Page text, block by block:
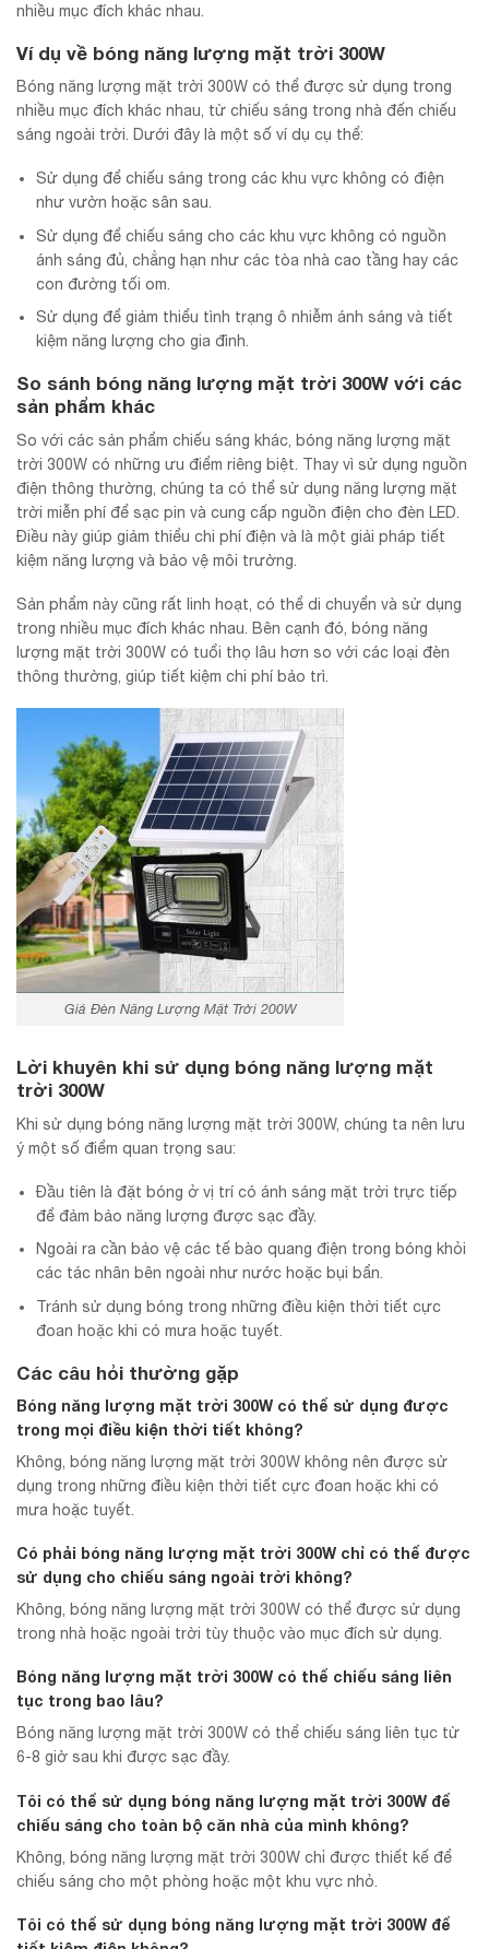
nhiều mục đích khác nhau.
Ví dụ về bóng năng lượng mặt trời 300W
Bóng năng lượng mặt trời 300W có thể được sử dụng trong
nhiều mục đích khác nhau, từ chiếu sáng trong nhà đến chiếu
sáng ngoài trời. Dưới đây là một số ví dụ cụ thể:
Sử dụng để chiếu sáng trong các khu vực không có điện
như vườn hoặc sân sau.
Sử dụng để chiếu sáng cho các khu vực không có nguồn
ánh sáng đủ, chẳng hạn như các tòa nhà cao tầng hay các
con đường tối om.
Sử dụng để giảm thiểu tình trạng ô nhiễm ánh sáng và tiết
kiệm năng lượng cho gia đình.
So sánh bóng năng lượng mặt trời 300W với các
sản phẩm khác
So với các sản phẩm chiếu sáng khác, bóng năng lượng mặt
trời 300W có những ưu điểm riêng biệt. Thay vì sử dụng nguồn
điện thông thường, chúng ta có thể sử dụng năng lượng mặt
trời miễn phí để sạc pin và cung cấp nguồn điện cho đèn LED.
Điều này giúp giảm thiểu chi phí điện và là một giải pháp tiết
kiệm năng lượng và bảo vệ môi trường.
Sản phẩm này cũng rất linh hoạt, có thể di chuyển và sử dụng
trong nhiều mục đích khác nhau. Bên cạnh đó, bóng năng
lượng mặt trời 300W có tuổi thọ lâu hơn so với các loại đèn
thông thường, giúp tiết kiệm chi phí bảo trì.
Giá Đèn Năng Lượng Mặt Trời 200W
Lời khuyên khi sử dụng bóng năng lượng mặt
trời 300W
Khi sử dụng bóng năng lượng mặt trời 300W, chúng ta nên lưu
ý một số điểm quan trọng sau:
Đầu tiên là đặt bóng ở vị trí có ánh sáng mặt trời trực tiếp
để đảm bảo năng lượng được sạc đầy.
Ngoài ra cần bảo vệ các tế bào quang điện trong bóng khỏi
các tác nhân bên ngoài như nước hoặc bụi bẩn.
Tránh sử dụng bóng trong những điều kiện thời tiết cực
đoan hoặc khi có mưa hoặc tuyết.
Các câu hỏi thường gặp
Bóng năng lượng mặt trời 300W có thể sử dụng được
trong mọi điều kiện thời tiết không?
Không, bóng năng lượng mặt trời 300W không nên được sử
dụng trong những điều kiện thời tiết cực đoan hoặc khi có
mưa hoặc tuyết.
Có phải bóng năng lượng mặt trời 300W chỉ có thể được
sử dụng cho chiếu sáng ngoài trời không?
Không, bóng năng lượng mặt trời 300W có thể được sử dụng
trong nhà hoặc ngoài trời tùy thuộc vào mục đích sử dụng.
Bóng năng lượng mặt trời 300W có thể chiếu sáng liên
tục trong bao lâu?
Bóng năng lượng mặt trời 300W có thể chiếu sáng liên tục từ
6-8 giờ sau khi được sạc đầy.
Tôi có thể sử dụng bóng năng lượng mặt trời 300W để
chiếu sáng cho toàn bộ căn nhà của mình không?
Không, bóng năng lượng mặt trời 300W chỉ được thiết kế để
chiếu sáng cho một phòng hoặc một khu vực nhỏ.
Tôi có thể sử dụng bóng năng lượng mặt trời 300W để